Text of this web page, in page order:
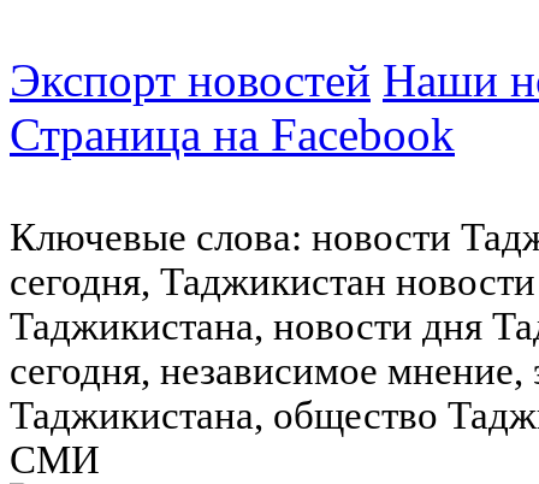
Экспорт новостей Наши
Страница на Facebook
Ключевые слова: новости
сегодня, Таджикистан
Таджикистана, новости дня
сегодня, независимое
Таджикистана, общество
СМИ